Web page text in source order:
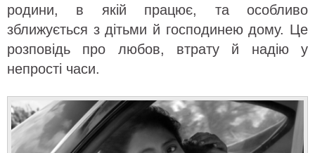
родини, в якій працює, та особливо
зближується з дітьми й господинею дому. Це
розповідь про любов, втрату й надію у
непрості часи.